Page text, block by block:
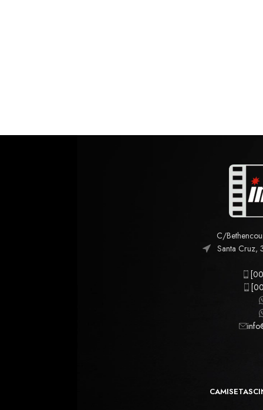
C/
Santa Cruz,
CAMISETAS